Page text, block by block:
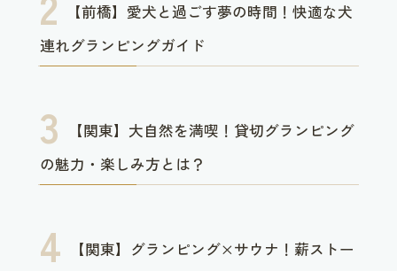
【前橋】愛犬と過ごす夢の時間！快適な犬
連れグランピングガイド
【関東】大自然を満喫！貸切グランピング
の魅力・楽しみ方とは？
【関東】グランピング×サウナ！薪ストー